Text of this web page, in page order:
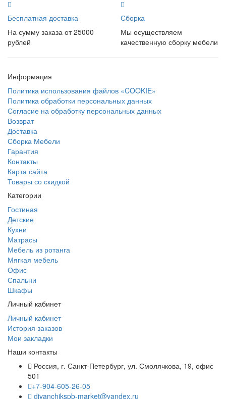
Бесплатная доставка
На сумму заказа от 25000
рублей
Сборка
Мы осуществляем
качественную сборку мебели
Информация
Политика использования файлов «COOKIE»
Политика обработки персональных данных
Согласие на обработку персональных данных
Возврат
Доставка
Сборка Мебели
Гарантия
Контакты
Карта сайта
Товары со скидкой
Категории
Гостиная
Детские
Кухни
Матрасы
Мебель из ротанга
Мягкая мебель
Офис
Спальни
Шкафы
Личный кабинет
Личный кабинет
История заказов
Мои закладки
Наши контакты
Россия, г. Санкт-Петербург, ул. Смолячкова, 19, офис
501
+7-904-605-26-05
divanchikspb-market@yandex.ru